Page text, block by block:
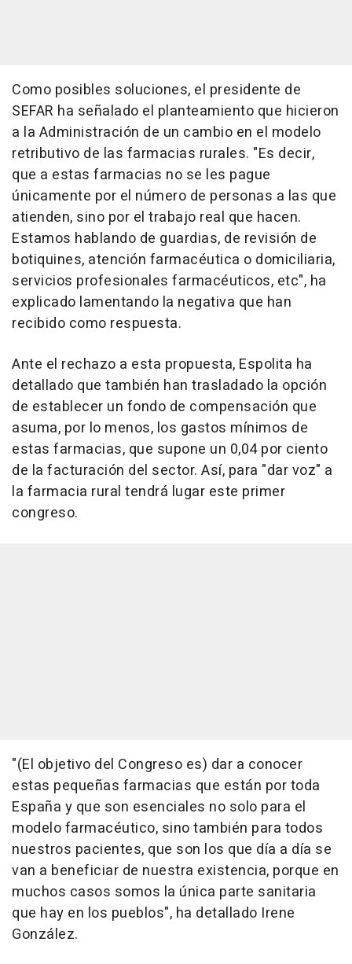
Como posibles soluciones, el presidente de
SEFAR ha señalado el planteamiento que hicieron
a la Administración de un cambio en el modelo
retributivo de las farmacias rurales. "Es decir,
que a estas farmacias no se les pague
únicamente por el número de personas a las que
atienden, sino por el trabajo real que hacen.
Estamos hablando de guardias, de revisión de
botiquines, atención farmacéutica o domiciliaria,
servicios profesionales farmacéuticos, etc", ha
explicado lamentando la negativa que han
recibido como respuesta.
Ante el rechazo a esta propuesta, Espolita ha
detallado que también han trasladado la opción
de establecer un fondo de compensación que
asuma, por lo menos, los gastos mínimos de
estas farmacias, que supone un 0,04 por ciento
de la facturación del sector. Así, para "dar voz" a
la farmacia rural tendrá lugar este primer
congreso.
"(El objetivo del Congreso es) dar a conocer
estas pequeñas farmacias que están por toda
España y que son esenciales no solo para el
modelo farmacéutico, sino también para todos
nuestros pacientes, que son los que día a día se
van a beneficiar de nuestra existencia, porque en
muchos casos somos la única parte sanitaria
que hay en los pueblos", ha detallado Irene
González.